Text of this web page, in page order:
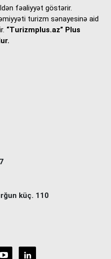
fəaliyyət göstərir.
turizm sənayesinə aid
“Turizmplus.az” Plus
küç. 110